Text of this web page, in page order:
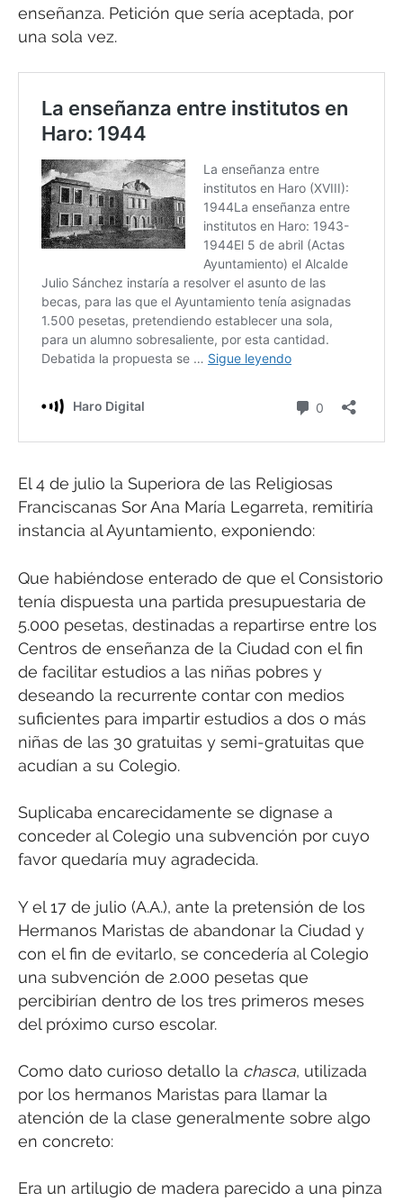
enseñanza. Petición que sería aceptada, por
una sola vez.
El 4 de julio la Superiora de las Religiosas
Franciscanas Sor Ana María Legarreta, remitiría
instancia al Ayuntamiento, exponiendo:
Que habiéndose enterado de que el Consistorio
tenía dispuesta una partida presupuestaria de
5.000 pesetas, destinadas a repartirse entre los
Centros de enseñanza de la Ciudad con el fin
de facilitar estudios a las niñas pobres y
deseando la recurrente contar con medios
suficientes para impartir estudios a dos o más
niñas de las 30 gratuitas y semi-gratuitas que
acudían a su Colegio.
Suplicaba encarecidamente se dignase a
conceder al Colegio una subvención por cuyo
favor quedaría muy agradecida.
Y el 17 de julio (A.A.), ante la pretensión de los
Hermanos Maristas de abandonar la Ciudad y
con el fin de evitarlo, se concedería al Colegio
una subvención de 2.000 pesetas que
percibirían dentro de los tres primeros meses
del próximo curso escolar.
Como dato curioso detallo la chasca, utilizada
por los hermanos Maristas para llamar la
atención de la clase generalmente sobre algo
en concreto:
Era un artilugio de madera parecido a una pinza